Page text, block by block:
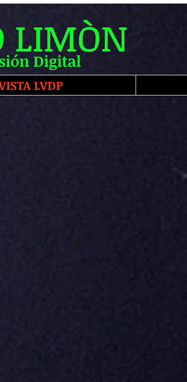
Digital
LIMÒN
LVDP